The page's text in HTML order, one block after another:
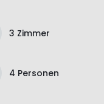
3 Zimmer
4 Personen